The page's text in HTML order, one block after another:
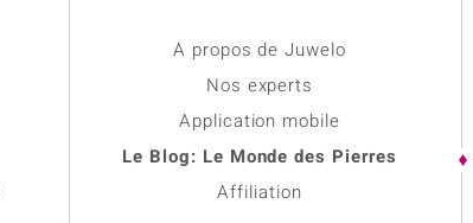
A propos de Juwelo
Nos experts
Application mobile
Le Blog: Le Monde des Pierres
Affiliation